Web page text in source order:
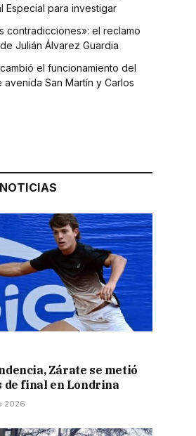
Especial para investigar
contradicciones»: el reclamo
Julián Álvarez Guardia
el funcionamiento del
San Martín y Carlos
Zárate se metió
de final en Londrina
2026